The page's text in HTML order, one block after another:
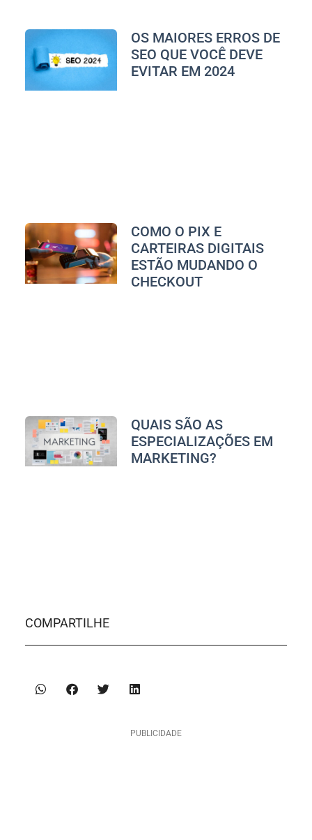
OS MAIORES ERROS DE
SEO QUE VOCÊ DEVE
EVITAR EM 2024
COMO O PIX E
CARTEIRAS DIGITAIS
ESTÃO MUDANDO O
CHECKOUT
QUAIS SÃO AS
ESPECIALIZAÇÕES EM
MARKETING?
COMPARTILHE
PUBLICIDADE